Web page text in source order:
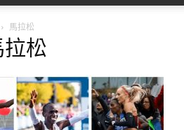
馬拉松
拉松